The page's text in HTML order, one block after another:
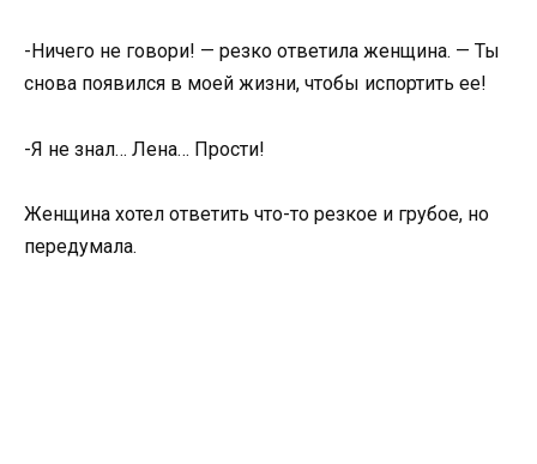
-Ничего не говори! — резко ответила женщина. — Ты
снова появился в моей жизни, чтобы испортить ее!
-Я не знал… Лена… Прости!
Женщина хотел ответить что-то резкое и грубое, но
передумала.